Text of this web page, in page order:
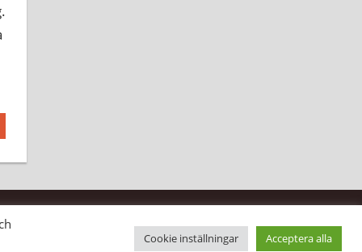
Cookie inställningar Acceptera alla